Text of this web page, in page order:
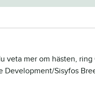
veta mer om hästen,
Development/Sisyfos